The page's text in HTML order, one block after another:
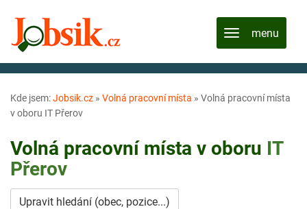
Kde jsem:Jobsik.cz » Volná pracovní místa » Volná pracovní místa
v oboru IT Přerov
Volná pracovní místa v oboru IT
Přerov
Upravit hledání (obec, pozice...)